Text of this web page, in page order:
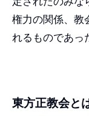
権力の関係、教
れるものであっ
東方正教会と